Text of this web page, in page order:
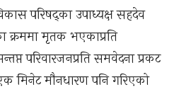
परिषद्का उपाध्यक्ष सहदेव
क्रममा मृतक भएकाप्रति
परिवारजनप्रति समवेदना प्रकट
मिनेट मौनधारण पनि गरिएको